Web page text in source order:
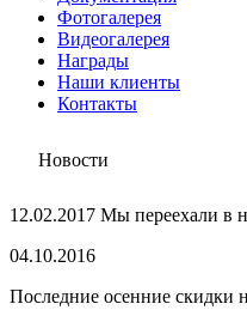
Фотогалерея
Видеогалерея
Награды
Наши клиенты
Контакты
Новости
12.02.2017 Мы переехали в
04.10.2016
Последние осенние скидки